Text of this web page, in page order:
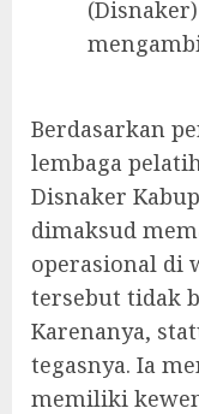
‎Berdasarkan
lembaga
Disnaker
dimaksud
operasional di
tersebut tidak
Karenanya,
tegasnya. Ia
memiliki